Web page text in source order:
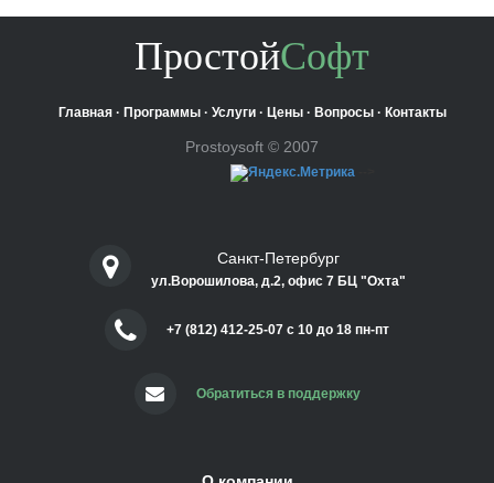
ПростойСофт
Главная· Программы· Услуги· Цены· Вопросы· Контакты
Prostoysoft © 2007
Санкт-Петербург
ул.Ворошилова, д.2, офис 7 БЦ "Охта"
+7 (812) 412-25-07 c 10 до 18 пн-пт
Обратиться в поддержку